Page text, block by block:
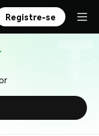
Registre-se